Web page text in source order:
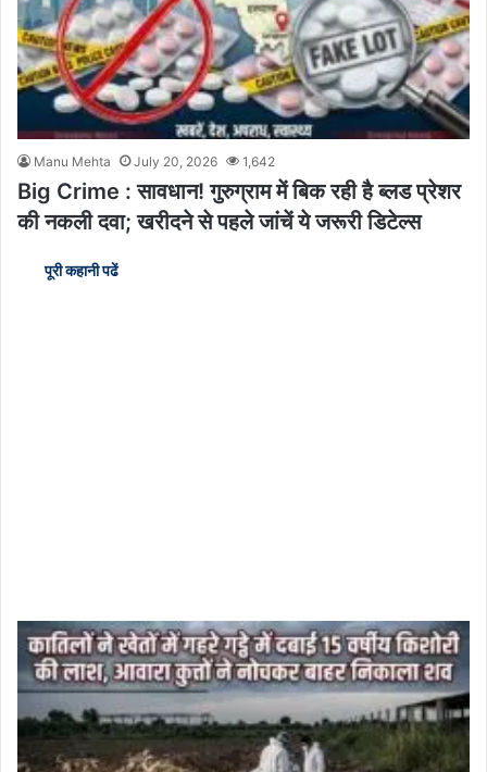
Manu Mehta July 20, 2026 1,642
Big Crime : सावधान! गुरुग्राम में बिक रही है ब्लड प्रेशर
की नकली दवा; खरीदने से पहले जांचें ये जरूरी डिटेल्स
पूरी कहानी पढें